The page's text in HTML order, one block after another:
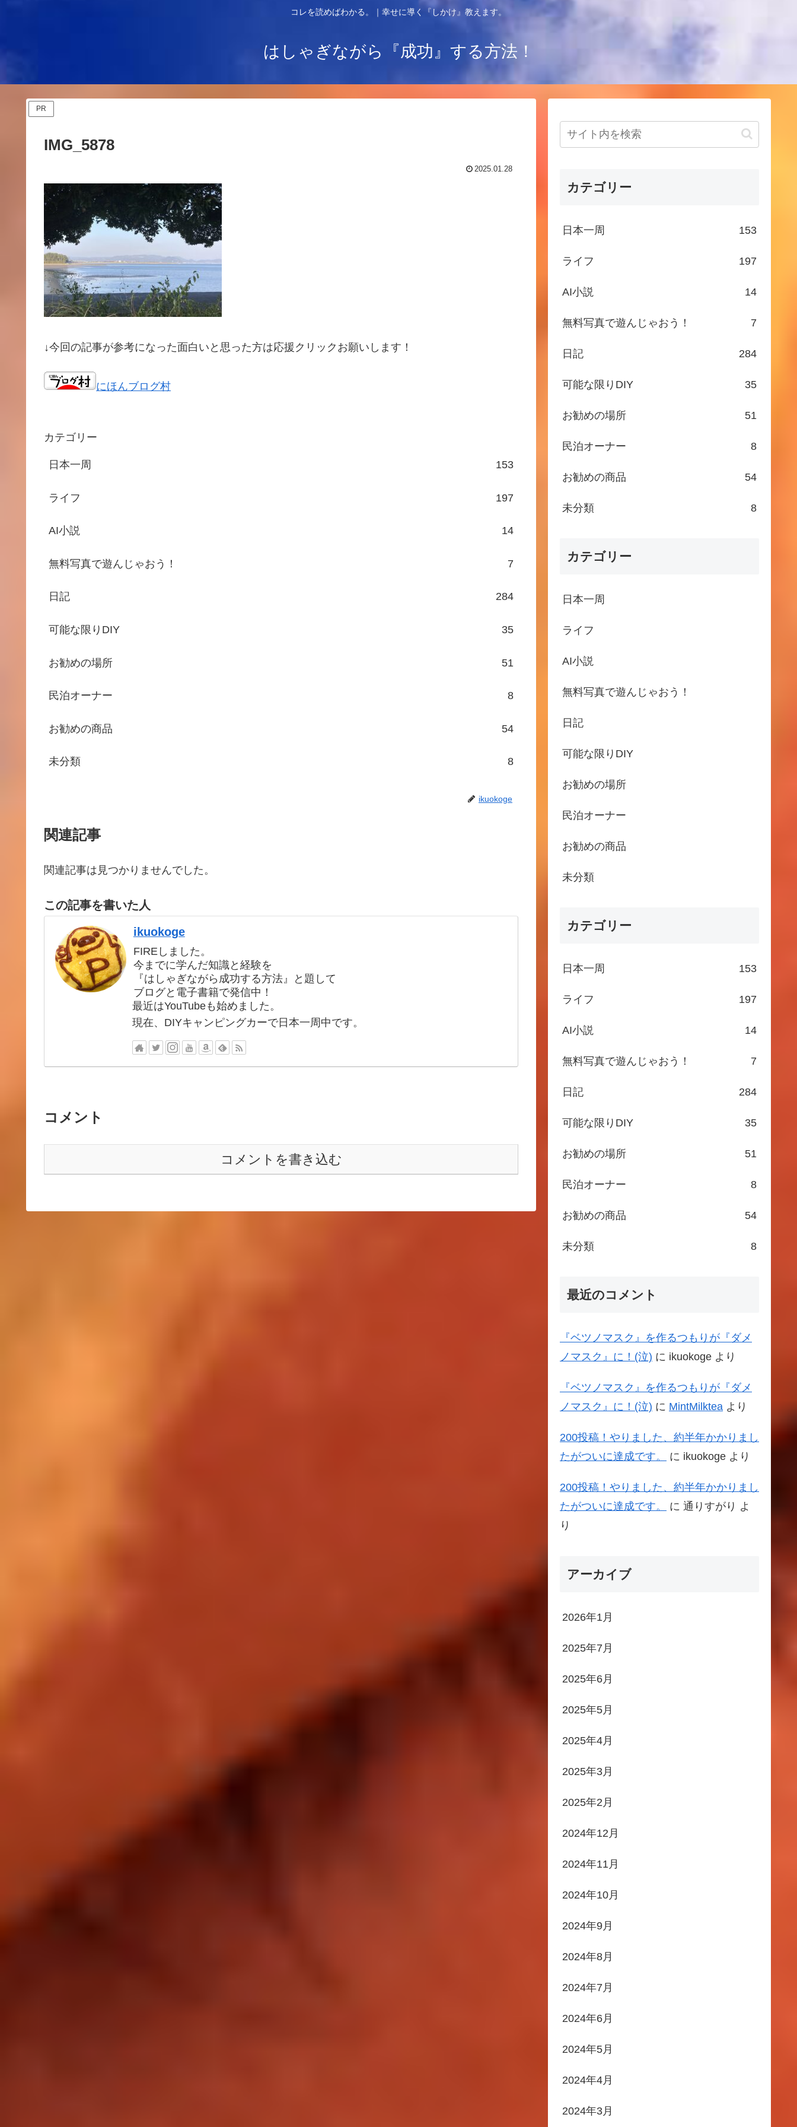
コレを読めばわかる。｜幸せに導く『しかけ』教えます。
はしゃぎながら『成功』する方法！
PR
IMG_5878
2025.01.28
↓今回の記事が参考になった面白いと思った方は応援クリックお願いします！
にほんブログ村
カテゴリー
日本一周 153
ライフ 197
AI小説 14
無料写真で遊んじゃおう！ 7
日記 284
可能な限りDIY 35
お勧めの場所 51
民泊オーナー 8
お勧めの商品 54
未分類 8
ikuokoge
関連記事
関連記事は見つかりませんでした。
この記事を書いた人
ikuokoge
FIREしました。
今までに学んだ知識と経験を
『はしゃぎながら成功する方法』と題して
ブログと電子書籍で発信中！
最近はYouTubeも始めました。
現在、DIYキャンピングカーで日本一周中です。
コメント
コメントを書き込む
カテゴリー
日本一周 153
ライフ 197
AI小説 14
無料写真で遊んじゃおう！ 7
日記 284
可能な限りDIY 35
お勧めの場所 51
民泊オーナー 8
お勧めの商品 54
未分類 8
カテゴリー
日本一周
ライフ
AI小説
無料写真で遊んじゃおう！
日記
可能な限りDIY
お勧めの場所
民泊オーナー
お勧めの商品
未分類
カテゴリー
日本一周 153
ライフ 197
AI小説 14
無料写真で遊んじゃおう！ 7
日記 284
可能な限りDIY 35
お勧めの場所 51
民泊オーナー 8
お勧めの商品 54
未分類 8
最近のコメント
『ベツノマスク』を作るつもりが『ダメ
ノマスク』に！(泣) に ikuokoge より
『ベツノマスク』を作るつもりが『ダメ
ノマスク』に！(泣) に MintMilktea より
200投稿！やりました、約半年かかりまし
たがついに達成です。
に ikuokoge より
200投稿！やりました、約半年かかりまし
たがついに達成です。
に 通りすがり よ
り
アーカイブ
2026年1月
2025年7月
2025年6月
2025年5月
2025年4月
2025年3月
2025年2月
2024年12月
2024年11月
2024年10月
2024年9月
2024年8月
2024年7月
2024年6月
2024年5月
2024年4月
2024年3月